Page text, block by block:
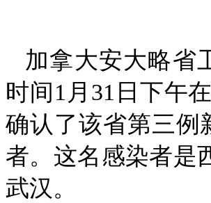
加拿大安大略省
时间1月31日下午
确认了该省第三例
者。这名感染者是
武汉。